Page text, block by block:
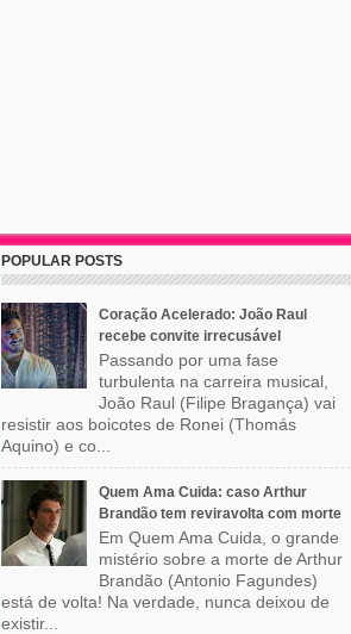
POPULAR POSTS
Coração Acelerado: João Raul
recebe convite irrecusável
Passando por uma fase
turbulenta na carreira musical,
João Raul (Filipe Bragança) vai
resistir aos boicotes de Ronei (Thomás
Aquino) e co...
Quem Ama Cuida: caso Arthur
Brandão tem reviravolta com morte
Em Quem Ama Cuida, o grande
mistério sobre a morte de Arthur
Brandão (Antonio Fagundes)
está de volta! Na verdade, nunca deixou de
existir...